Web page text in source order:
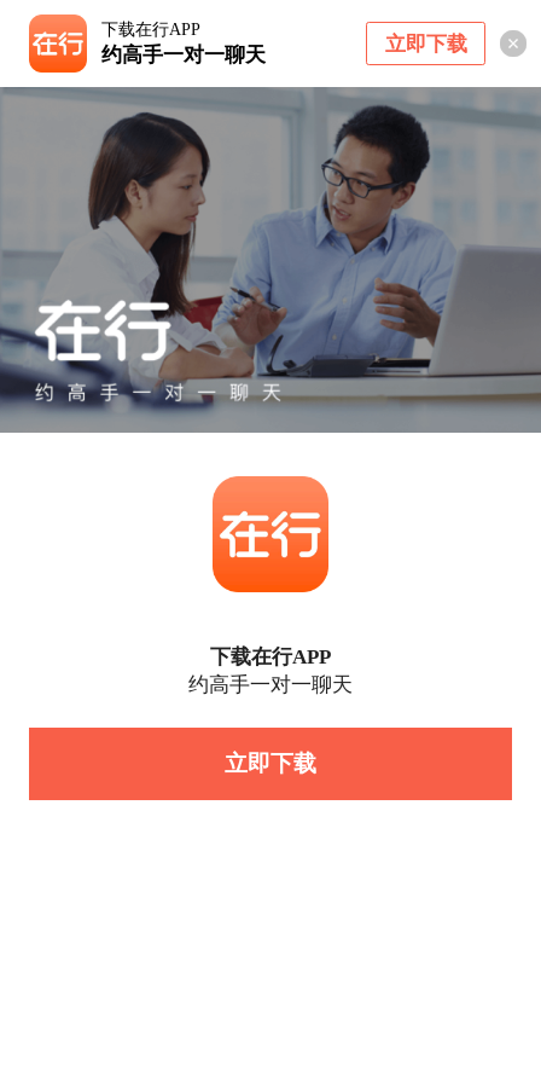
下载在行APP
约高手一对一聊天 立即下载
下载在行APP
约高手一对一聊天
立即下载